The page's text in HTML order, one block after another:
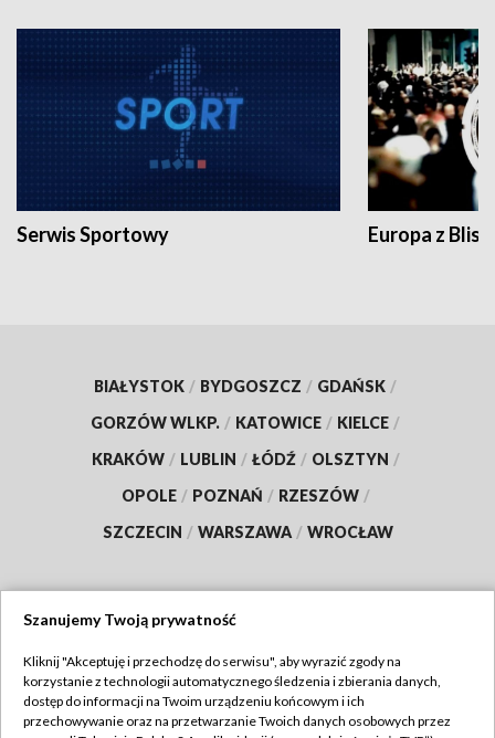
Serwis Sportowy Europa z
BIAŁYSTOK / BYDGOSZCZ / GDAŃSK /
GORZÓW WLKP. / KATOWICE / KIELCE /
KRAKÓW / LUBLIN / ŁÓDŹ / OLSZTYN /
OPOLE / POZNAŃ / RZESZÓW /
SZCZECIN / WARSZAWA / WROCŁAW
TVP
Abonament TVP
Regulamin TVP
Szanujemy Twoją prywatność
Kliknij "Akceptuję i przechodzę do serwisu", aby wyrazić zgody na
korzystanie z technologii automatycznego śledzenia i zbierania danych,
dostęp do informacji na Twoim urządzeniu końcowym i ich
przechowywanie oraz na przetwarzanie Twoich danych osobowych przez